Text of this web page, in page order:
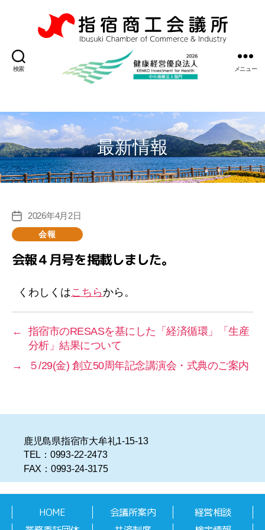
検索
指
宿
商
議
所
メニュー
最新情報
投
稿
日
2026年4月2日
ゴ
会報
会報４月号を掲載しました。
くわしくはこちらから。
←
指宿市のRESASを基にした「経済循環」「生産
分析」結果について
→
５/29(金) 創立50周年記念講演会・式典のご案内
鹿児島県指宿市大牟礼1-15-13
TEL：0993-22-2473
FAX：0993-24-3175
HOME 会議所案内
経営相談